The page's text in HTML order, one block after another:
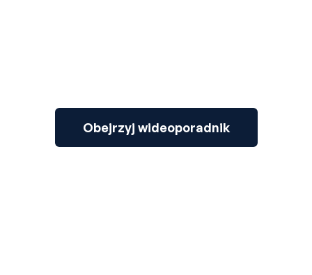
Obejrzyj wideoporadnik